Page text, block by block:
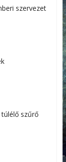
szervezet
túlélő szűrő